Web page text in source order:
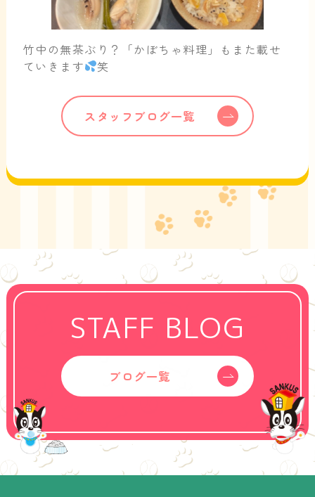
竹中の無茶ぶり？「かぼちゃ料理」もまた載せ
ていきます
笑
スタッフブログ一覧
STAFF BLOG
ブログ一覧